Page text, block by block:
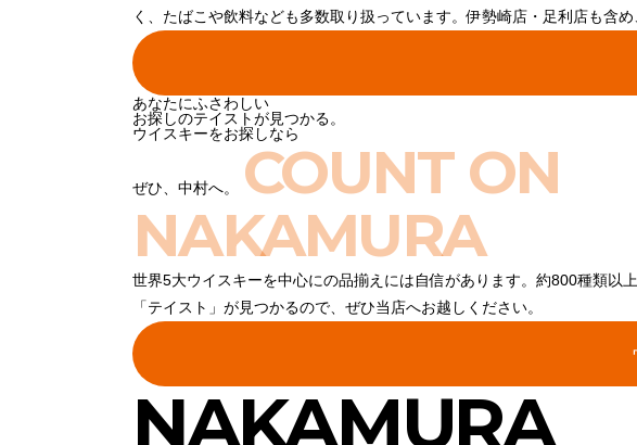
く、たばこや飲料なども多数取り扱っています。伊勢崎店・足利店も含め
あなたにふさわしい
お探しのテイストが見つかる。
ウイスキーをお探しなら
ぜひ、中村へ。
COUNT ON
NAKAMURA
世界5大ウイスキーを中心にの品揃えには自信があります。約800種類以
「テイスト」が見つかるので、ぜひ当店へお越しください。
NAKAMURA